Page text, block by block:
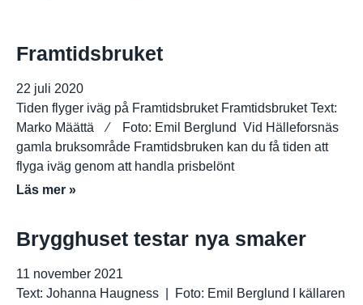
Framtidsbruket
22 juli 2020
Tiden flyger iväg på Framtidsbruket Framtidsbruket Text:
Marko Määttä ⁄ Foto: Emil Berglund Vid Hälleforsnäs
gamla bruksområde Framtidsbruken kan du få tiden att
flyga iväg genom att handla prisbelönt
Läs mer »
Brygghuset testar nya smaker
11 november 2021
Text: Johanna Haugness | Foto: Emil Berglund I källaren